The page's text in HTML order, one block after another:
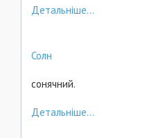
Детальніше...
Солн
сонячний.
Детальніше...